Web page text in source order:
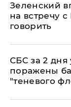
Зеленский
на встречу
говорить
СБС за 2
поражены
"теневого